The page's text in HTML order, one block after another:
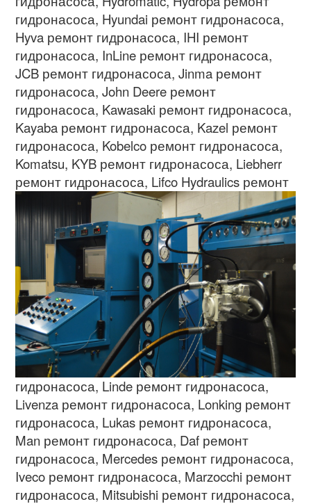
гидронасоса, Hyundai ремонт гидронасоса,
Hyva ремонт гидронасоса, IHI ремонт
гидронасоса, InLine ремонт гидронасоса,
JCB ремонт гидронасоса, Jinma ремонт
гидронасоса, John Deere ремонт
гидронасоса, Kawasaki ремонт гидронасоса,
Kayaba ремонт гидронасоса, Kazel ремонт
гидронасоса, Kobelco ремонт гидронасоса,
Komatsu, KYB ремонт гидронасоса, Liebherr
ремонт гидронасоса, Lifco Hydraulics ремонт
гидронасоса, Linde ремонт гидронасоса,
Livenza ремонт гидронасоса, Lonking ремонт
гидронасоса, Lukas ремонт гидронасоса,
Man ремонт гидронасоса, Daf ремонт
гидронасоса, Mercedes ремонт гидронасоса,
Iveco ремонт гидронасоса, Marzocchi ремонт
гидронасоса, Mitsubishi ремонт гидронасоса,